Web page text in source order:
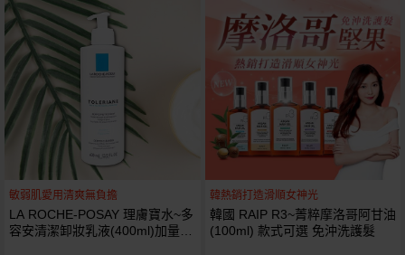
敏弱肌愛用清爽無負擔
LA ROCHE-POSAY 理膚寶水~多
容安清潔卸妝乳液(400ml)加量
韓熱銷打造滑順女神光
韓國 RAIP R3~菁粹摩洛哥阿甘油
(100ml) 款式可選 免沖洗護髮